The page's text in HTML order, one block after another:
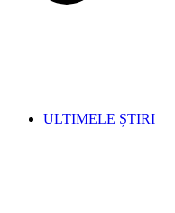
ULTIMELE ȘTIRI